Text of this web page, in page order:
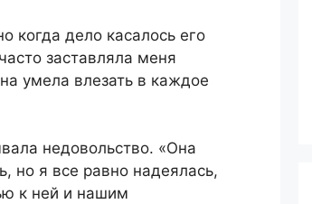
когда дело касалось его
заставляла меня
умела влезать в каждое
недовольство. «Она
но я все равно надеялась,
к ней и нашим